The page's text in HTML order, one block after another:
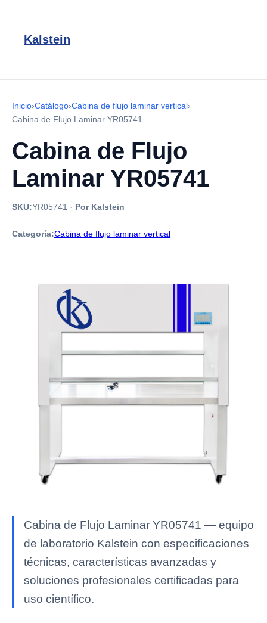
Kalstein
Inicio›Catálogo›Cabina de flujo laminar vertical›
Cabina de Flujo Laminar YR05741
Cabina de Flujo
Laminar YR05741
SKU:YR05741 · Por Kalstein
Categoría:Cabina de flujo laminar vertical
Cabina de Flujo Laminar YR05741 — equipo
de laboratorio Kalstein con especificaciones
técnicas, características avanzadas y
soluciones profesionales certificadas para
uso científico.